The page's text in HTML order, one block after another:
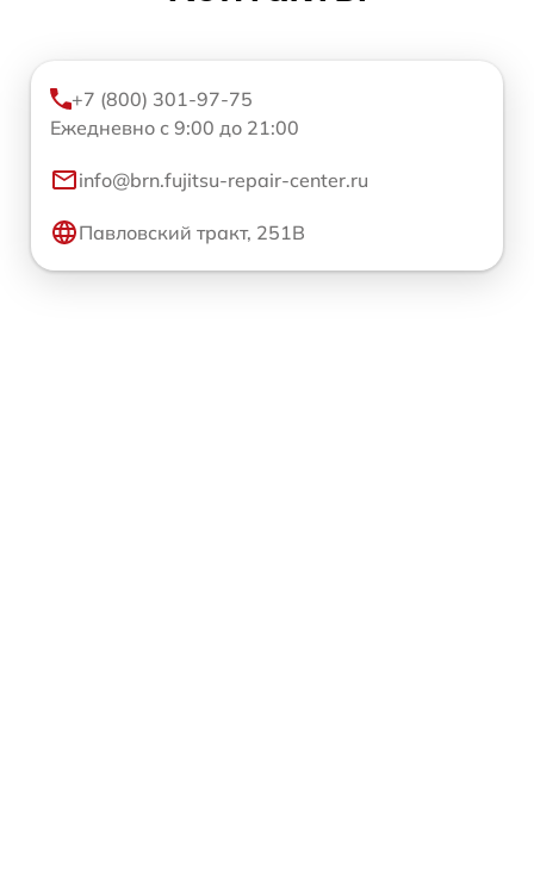
+7 (800) 301-97-75
Ежедневно с 9:00 до 21:00
info@brn.fujitsu-repair-center.ru
Павловский тракт, 251В